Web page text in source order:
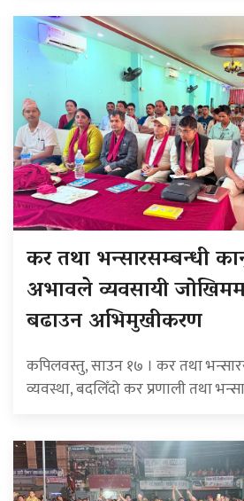
कर तथा भन्सारसम्बन्धी
अभावले व्यवसायी
बढाउन अभिमुखीकरण
कपिलवस्तु, साउन १७ । कर तथा
व्यवस्था, बदलिँदो कर प्रणाली तथा